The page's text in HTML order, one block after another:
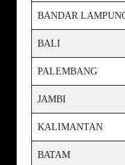
BANDAR
BALI
PALEMBANG
JAMBI
KALIMANTAN
BATAM